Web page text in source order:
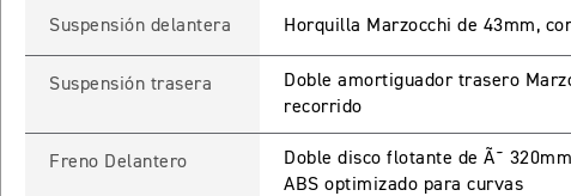
Suspensión delantera Horquilla Marzocchi de 43mm,
Suspensión trasera
Doble amortiguador trasero
recorrido
Freno Delantero
Doble disco flotante de Ã˜
ABS optimizado para curvas
INICIAR NUEVA
Recuperar contraseña